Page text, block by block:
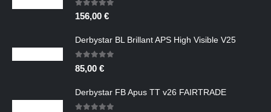
0out of 5
156,00 €
Derbystar BL Brillant APS High Visible V25
0out of 5
85,00 €
Derbystar FB Apus TT v26 FAIRTRADE